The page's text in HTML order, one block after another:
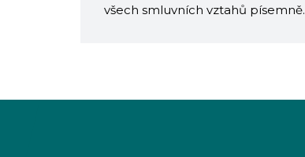
všech smluvních vztahů písemně.